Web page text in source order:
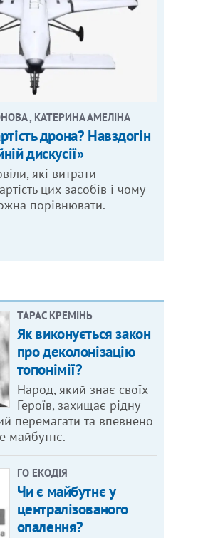
, КАТЕРИНА АМЕЛІНА
дрона? Навздогін
дискусії»
які витрати
цих засобів і чому
порівнювати.
ТАРАС КРЕМІНЬ
Як виконується закон
про деколонізацію
топонімії?
Народ, який знає своїх
Героїв, захищає рідну
перемагати та впевнено
майбутнє.
ГО ЕКОДІЯ
Чи є майбутнє у
централізованого
опалення?